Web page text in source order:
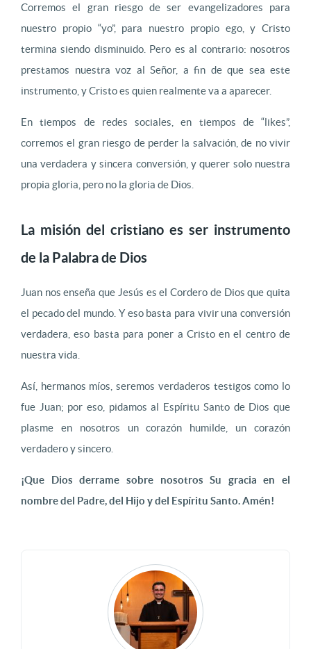
Corremos el gran riesgo de ser evangelizadores para
nuestro propio “yo”, para nuestro propio ego, y Cristo
termina siendo disminuido. Pero es al contrario: nosotros
prestamos nuestra voz al Señor, a fin de que sea este
instrumento, y Cristo es quien realmente va a aparecer.
En tiempos de redes sociales, en tiempos de “likes”,
corremos el gran riesgo de perder la salvación, de no vivir
una verdadera y sincera conversión, y querer solo nuestra
propia gloria, pero no la gloria de Dios.
La misión del cristiano es ser instrumento
de la Palabra de Dios
Juan nos enseña que Jesús es el Cordero de Dios que quita
el pecado del mundo. Y eso basta para vivir una conversión
verdadera, eso basta para poner a Cristo en el centro de
nuestra vida.
Así, hermanos míos, seremos verdaderos testigos como lo
fue Juan; por eso, pidamos al Espíritu Santo de Dios que
plasme en nosotros un corazón humilde, un corazón
verdadero y sincero.
¡Que Dios derrame sobre nosotros Su gracia en el
nombre del Padre, del Hijo y del Espíritu Santo. Amén!